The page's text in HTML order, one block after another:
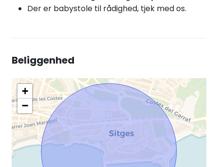
Der er babystole til rådighed, tjek med os.
Beliggenhed
+
−